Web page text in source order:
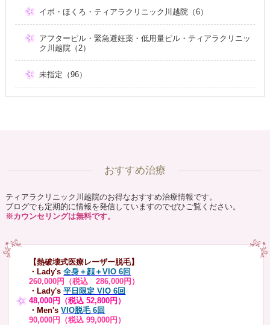
イボ・ほくろ・ティアラクリニック川越院（6）
アフターピル・緊急避妊薬・低用量ピル・ティアラクリニッ
ク川越院（2）
未指定（96）
おすすめ治療
ティアラクリニック川越院のお得なおすすめ治療情報です。
ブログでも定期的に情報を発信していますのでぜひご覧ください。
※カウンセリングは無料です。
【熱破壊式医療レーザー脱毛】
・Lady's 全身＋顔＋VIO 6回
260,000円（税込 286,000円）
・Lady's平日限定 VIO 6回
48,000円（税込 52,800円）
・Men's VIO脱毛 6回
90,000円（税込 99,000円）